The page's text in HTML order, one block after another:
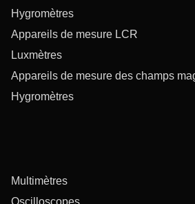
Hygromètres
Appareils de mesure LCR
Luxmètres
Appareils de mesure des champs
Hygromètres
Multimètres